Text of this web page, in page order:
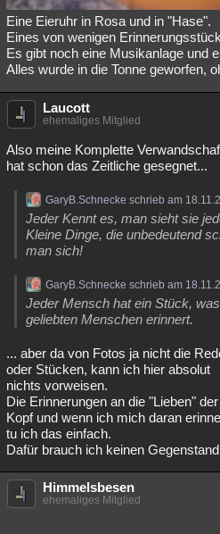
Eine Eieruhr in Rosa und in "Hase".
Eines von wenigen
Es gibt noch eine Musikanlage und
Alles wurde in die Tonne geworfen,
Laucott
ehemaliges Mitglied
Also meine Komplette
hat schon das Zeitliche gesegnet...
GaryB.Schnecke schrieb am
Jeder Kennt es, man sieht sie
Kleine Dinge, die unbedeutend
man sich!
GaryB.Schnecke schrieb am
Jeder Mensch hat ein Stück,
geliebten Menschen erinnert.
... aber da von Fotos ja nicht die
oder Stücken, kann ich hier absolut
nichts vorweisen.
Die Erinnerungen an die "Lieben"
Kopf und wenn ich mich daran
tu ich das einfach.
Dafür brauch ich keinen
Himmelsbesen
ehemaliges Mitglied